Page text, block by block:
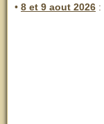
• 8 et 9 aout 2026 :